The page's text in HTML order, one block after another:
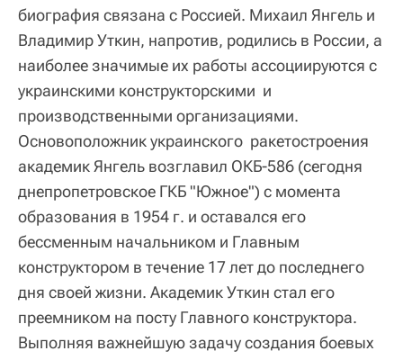
биография связана с Россией. Михаил Янгель и
Владимир Уткин, напротив, родились в России, а
наиболее значимые их работы ассоциируются с
украинскими конструкторскими и
производственными организациями.
Основоположник украинского ракетостроения
академик Янгель возглавил ОКБ-586 (сегодня
днепропетровское ГКБ "Южное") с момента
образования в 1954 г. и оставался его
бессменным начальником и Главным
конструктором в течение 17 лет до последнего
дня своей жизни. Академик Уткин стал его
преемником на посту Главного конструктора.
Выполняя важнейшую задачу создания боевых